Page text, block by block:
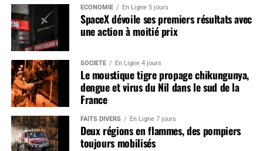
ÉCONOMIE En Ligne 5 jours
SpaceX dévoile ses premiers résultats avec
une action à moitié prix
SOCIÉTÉ En Ligne 4 jours
Le moustique tigre propage chikungunya,
dengue et virus du Nil dans le sud de la
France
FAITS DIVERS En Ligne 7 jours
Deux régions en flammes, des pompiers
toujours mobilisés